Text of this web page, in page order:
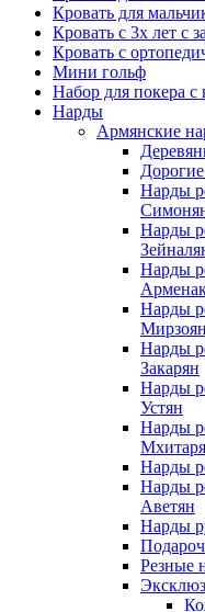
Кровать для
Кровать с 3х лет с
Кровать с
Мини гольф
Набор для покера
Нарды
Армянские
Нарды
Нарды
Нарды
Нарды
Мирзоян
Нарды
Закарян
Нарды
Устян
Нарды
Нарды
Нарды
Аветян
Нарды
Резные